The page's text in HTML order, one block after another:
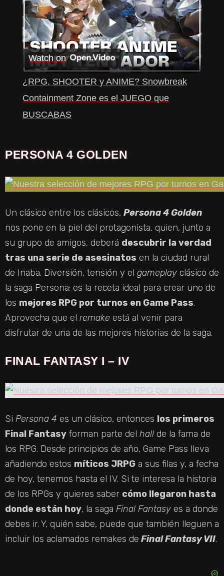
P
L
A
V
I
D
E
O
Watch on
¿RPG, SHOOTER y ANIME? Snowbreak
Containment Zone es el JUEGO que
BUSCABAS
PERSONA 4 GOLDEN
Un clásico entre los clásicos, Persona 4 Golden
nos pone en la piel del protagonista, quien, junto a
su grupo de amigos, deberá descubrir la verdad
tras una serie de asesinatos en la ciudad rural
de Inaba. Diversión, tensión y el gameplay clásico de
la saga Persona: es la receta ideal para crear uno de
los mejores RPG por turnos en Game Pass.
Aprovecha que el remake está al venir para
disfrutar de una de las mejores historias de la saga.
FINAL FANTASY I – IV
Si Persona 4 es un clásico, entonces los primeros
Final Fantasy forman parte del hall de la fama de
los RPG. Desde principios de año, Game Pass lleva
añadiendo estos míticos JRPG a sus filas y, a fecha
de hoy, tenemos hasta el IV. Si te interesa la historia
de los RPGs y quieres saber cómo llegaron hasta
donde están hoy, la saga Final Fantasy es a donde
debes ir. Y, quién sabe, puede que también lleguen a
incluir los aclamados remakes de Final Fantasy VII.